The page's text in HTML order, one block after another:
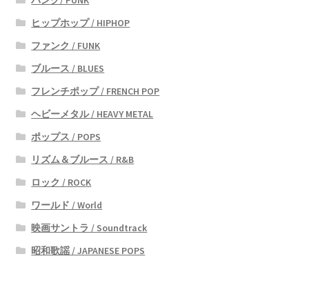
ヒップホップ / HIPHOP
ファンク / FUNK
ブルース / BLUES
フレンチポップ / FRENCH POP
ヘビーメタル / HEAVY METAL
ポップス / POPS
リズム＆ブルース / R&B
ロック / ROCK
ワールド / World
映画サントラ / Soundtrack
昭和歌謡 / JAPANESE POPS